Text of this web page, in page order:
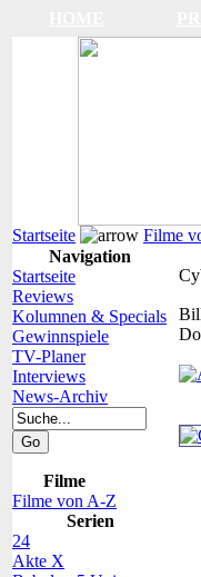
Startseite Filme
Navigation
Startseite
Reviews
Kolumnen & Specials
Gewinnspiele
TV-Planer
Interviews
News-Archiv
Filme
Filme von A-Z
Serien
24
Akte X